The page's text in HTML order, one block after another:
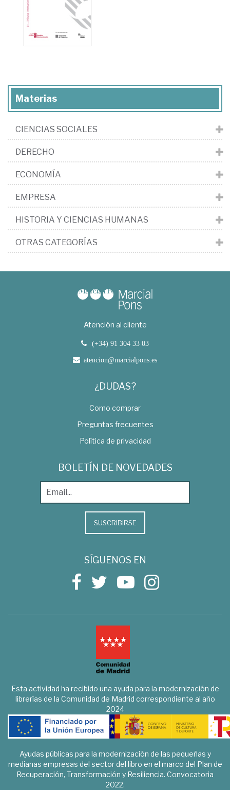
Materias
CIENCIAS SOCIALES
DERECHO
ECONOMÍA
EMPRESA
HISTORIA Y CIENCIAS HUMANAS
OTRAS CATEGORÍAS
Atención al cliente
(+34) 91 304 33 03
atencion@marcialpons.es
¿DUDAS?
Como comprar
Preguntas frecuentes
Política de privacidad
BOLETÍN DE NOVEDADES
SUSCRIBIRSE
SÍGUENOS EN
Esta actividad ha recibido una ayuda para la modernización de
librerías de la Comunidad de Madrid correspondiente al año
2024
Ayudas públicas para la modernización de las pequeñas y
medianas empresas del sector del libro en el marco del Plan de
Recuperación, Transformación y Resiliencia. Convocatoria
2022.